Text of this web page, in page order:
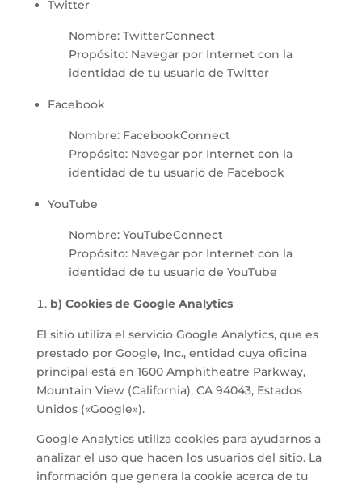
Twitter
Nombre: TwitterConnect
Propósito: Navegar por Internet con la
identidad de tu usuario de Twitter
Facebook
Nombre: FacebookConnect
Propósito: Navegar por Internet con la
identidad de tu usuario de Facebook
YouTube
Nombre: YouTubeConnect
Propósito: Navegar por Internet con la
identidad de tu usuario de YouTube
b) Cookies de Google Analytics
El sitio utiliza el servicio Google Analytics, que es
prestado por Google, Inc., entidad cuya oficina
principal está en 1600 Amphitheatre Parkway,
Mountain View (California), CA 94043, Estados
Unidos («Google»).
Google Analytics utiliza cookies para ayudarnos a
analizar el uso que hacen los usuarios del sitio. La
información que genera la cookie acerca de tu